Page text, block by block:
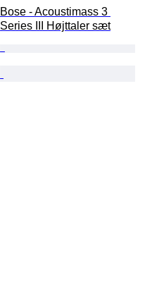
Bose - Acoustimass 3
Series III Højttaler sæt